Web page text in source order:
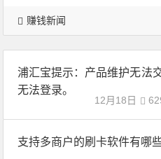
赚钱新闻
浦汇宝提示：产品维护无法
无法登录。
12月18日
支持多商户的刷卡软件有哪